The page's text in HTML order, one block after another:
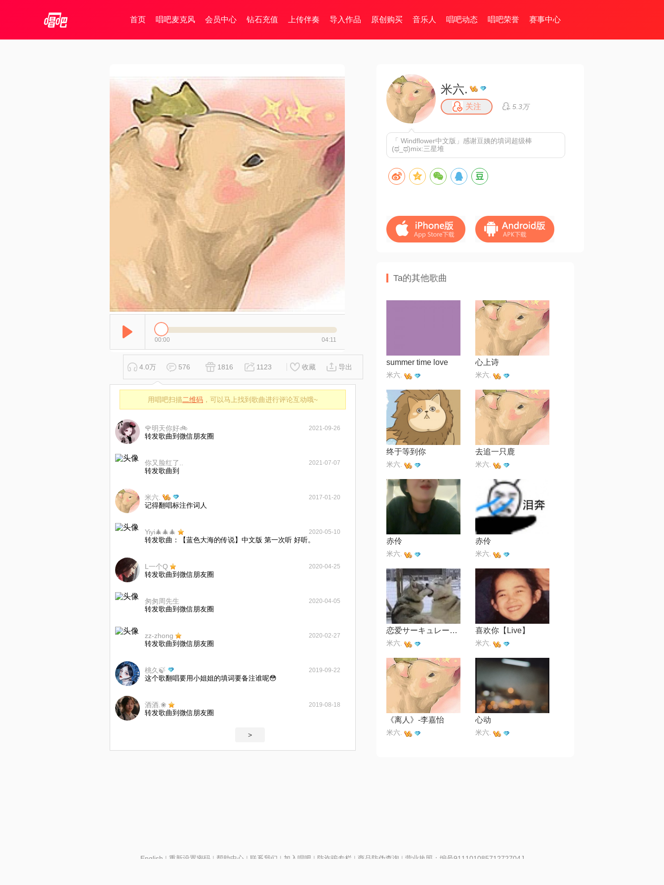
首页 唱吧麦克风 会员中心 钻石充值 上传伴奏 导入作品 原创购买 音乐人 唱吧动态 唱吧荣誉 赛事中心
00:00 04:11
4.0万 576 1816 1123 收藏 导出
用唱吧扫描二维码 ，可以马上找到歌曲进行评论互动哦~
🌹明天你好🚲 2021-09-26
转发歌曲到微信朋友圈
你又脸红了.. 2021-07-07
转发歌曲到
米六. 2017-01-20
记得翻唱标注作词人
Yiyi🎄🎄🎄 2020-05-10
转发歌曲：【蓝色大海的传说】中文版 第一次听 好听。
L一个Q 2020-04-25
转发歌曲到微信朋友圈
匆匆周先生 2020-04-05
转发歌曲到微信朋友圈
zz-zhong 2020-02-27
转发歌曲到微信朋友圈
桃久🍃 2019-09-22
这个歌翻唱要用小姐姐的填词要备注谁呢😳
酒酒.❀ 2019-08-18
转发歌曲到微信朋友圈
>
米六.
关注 5.3万
「 Windflower中文版」 感谢豆姨的填词超级棒
(ಥ_ಥ)mix:三星堆
Ta的其他歌曲
summer time love
米六.
心上诗
米六.
终于等到你
米六.
去追一只鹿
米六.
赤伶
米六.
赤伶
米六.
恋爱サーキュレーション
米六.
喜欢你【Live】
米六.
《离人》-李嘉怡
米六.
心动
米六.
English | 重新设置密码| 帮助中心 | 联系我们 | 加入唱吧 | 防诈骗专栏 | 商品防伪查询 | 营业执照：编号91110108571272704J